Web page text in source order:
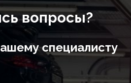
вопросы?
специалисту